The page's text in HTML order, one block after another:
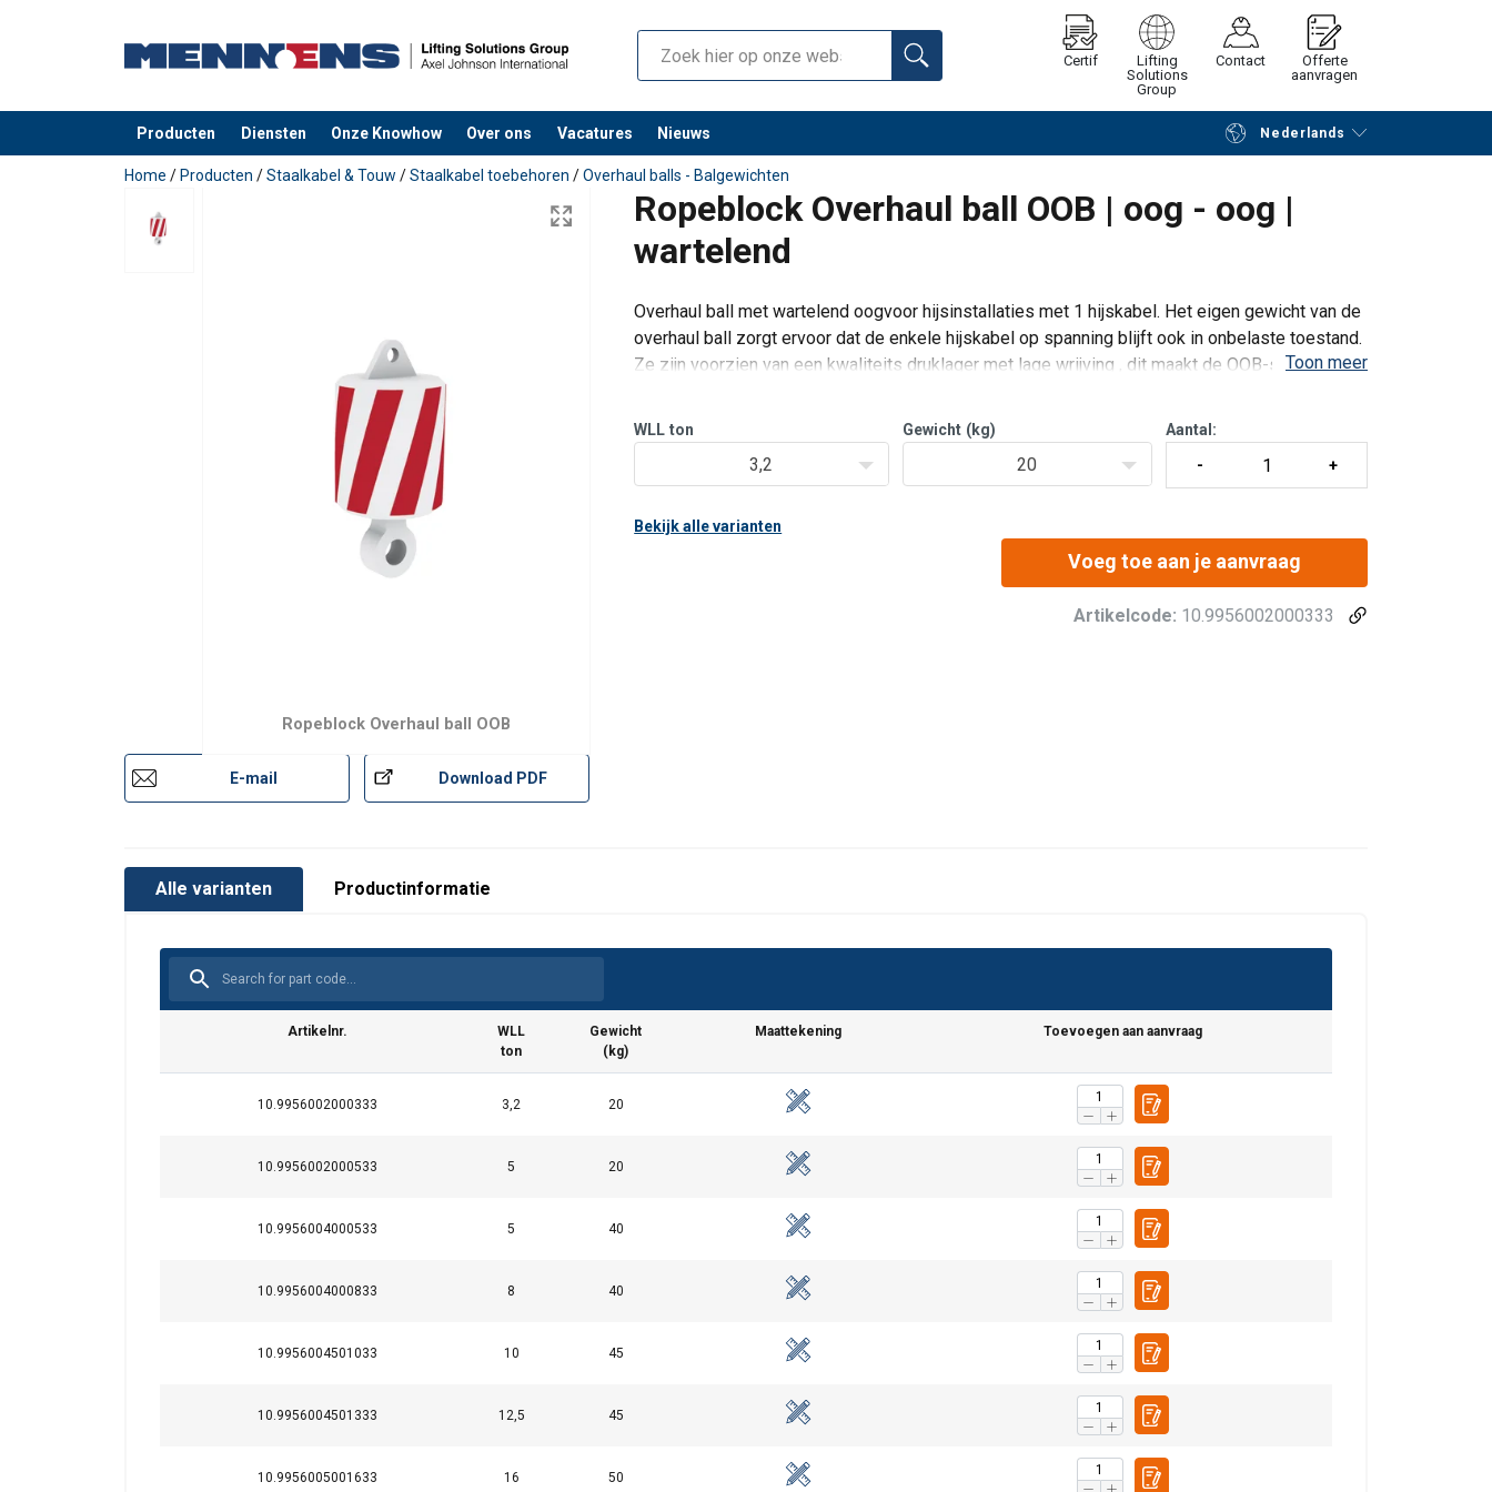
Certif
Lifting
Solutions
Group
Contact
Offerte
aanvragen
Producten Diensten Onze Knowhow Over ons Vacatures Nieuws Nederlands
toegevoegd aan uw offerte Verder winkelen Vraag offerte aan
Home / Producten /Staalkabel & Touw /Staalkabel toebehoren /Overhaul balls - Balgewichten
Ropeblock Overhaul ball OOB | oog - oog |
wartelend
Ropeblock Overhaul ball OOB
E-mail Download PDF
Overhaul ball met wartelend oogvoor hijsinstallaties met 1 hijskabel. Het eigen gewicht van de
overhaul ball zorgt ervoor dat de enkele hijskabel op spanning blijft ook in onbelaste toestand.
Ze zijn voorzien van een kwaliteits druklager met lage wrijving , dit maakt de OOB-serieToon meer
WLL ton
3,2
Gewicht (kg)
20
Aantal:
Bekijk alle varianten
Voeg toe aan je aanvraag
Artikelcode: 10.9956002000333
Alle varianten Productinformatie
Artikelnr.
WLL
ton
Gewicht
(kg)
Maattekening Toevoegen aan aanvraag
10.9956002000333 3,2 20
10.9956002000533 5 20
10.9956004000533 5 40
10.9956004000833 8 40
10.9956004501033 10 45
10.9956004501333 12,5 45
10.9956005001633 16 50
Opmerking:
DUTCH